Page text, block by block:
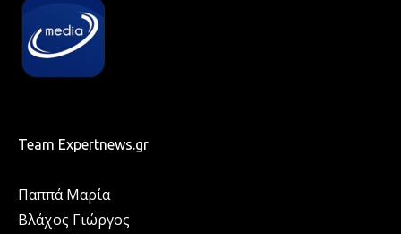
Team Expertnews.gr
Παππά Μαρία
Βλάχος Γιώργος